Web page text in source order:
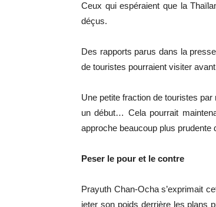
Ceux qui espéraient que la
déçus.
Des rapports parus dans la
de touristes pourraient visiter
Une petite fraction de touristes
un début… Cela pourrait
approche beaucoup plus prudente
Peser le pour et le contre
Prayuth Chan-Ocha s’exprimait
jeter son poids derrière les plans